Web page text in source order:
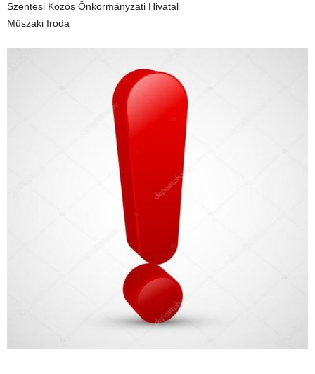
Szentesi Közös Önkormányzati Hivatal
Műszaki Iroda